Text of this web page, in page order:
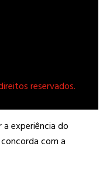
reservados.
experiência do
com a